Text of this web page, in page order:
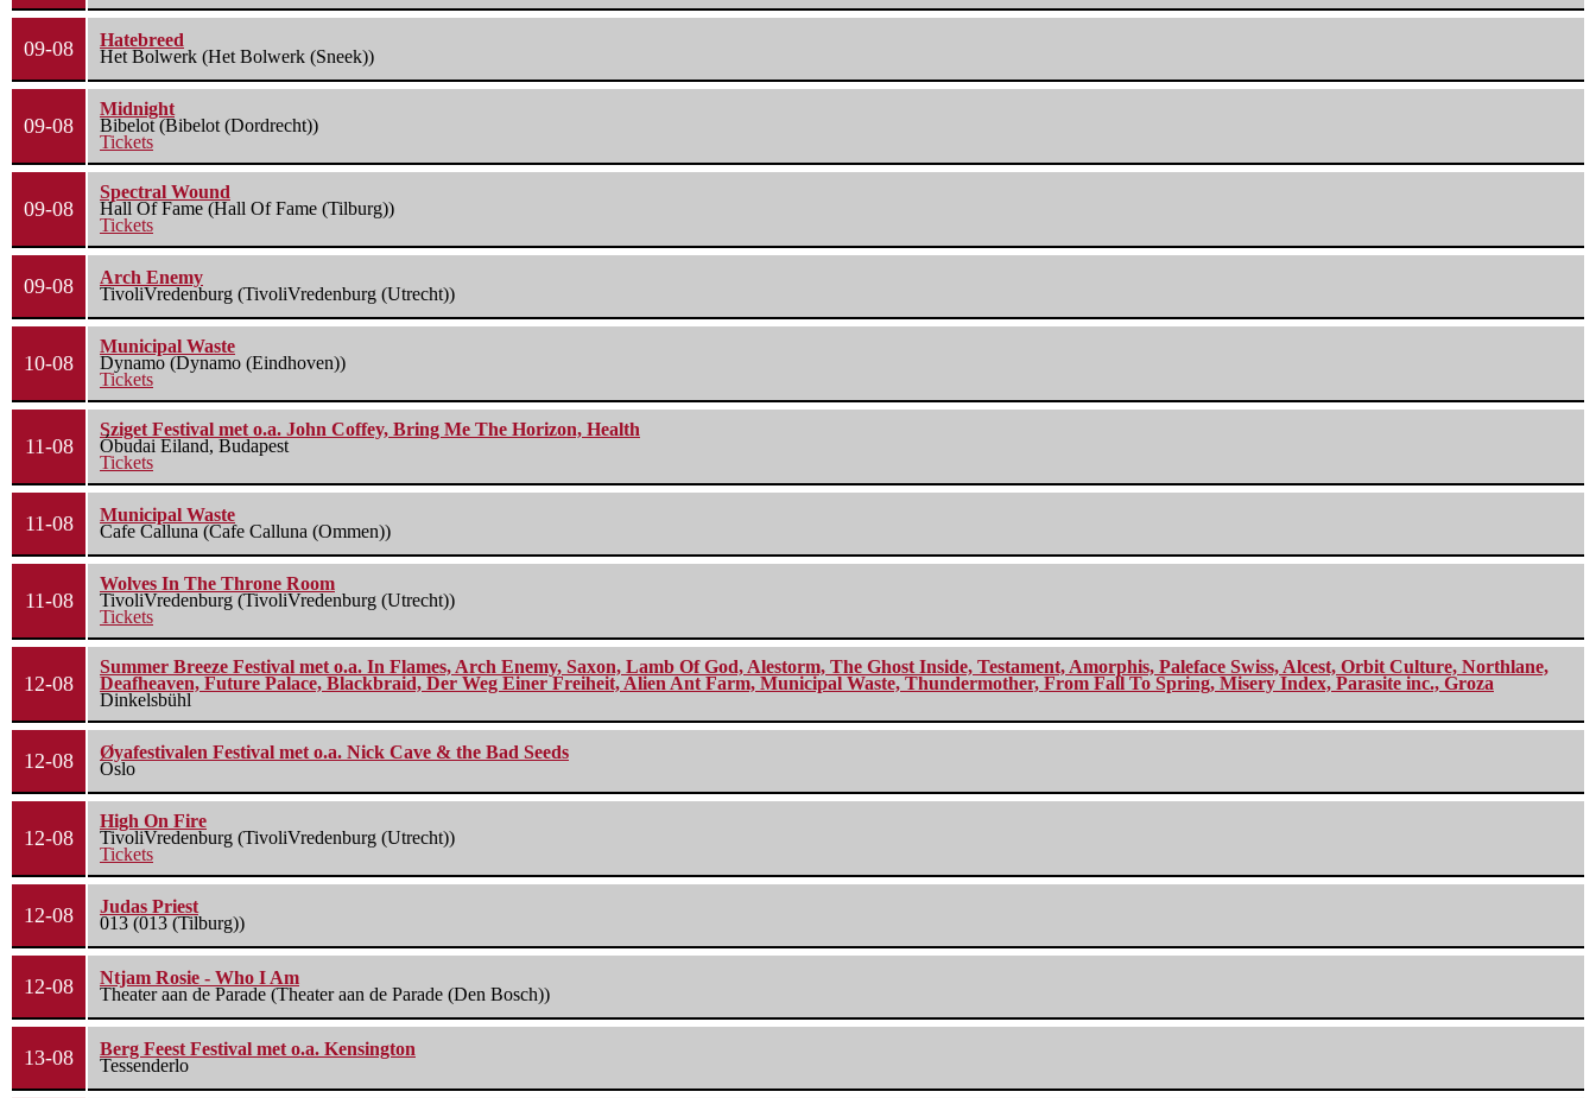
09-08
Hatebreed
Het Bolwerk (Het Bolwerk (Sneek))
09-08
Midnight
Bibelot (Bibelot (Dordrecht))
Tickets
09-08
Spectral Wound
Hall Of Fame (Hall Of Fame (Tilburg))
Tickets
09-08
Arch Enemy
TivoliVredenburg (TivoliVredenburg (Utrecht))
10-08
Municipal Waste
Dynamo (Dynamo (Eindhoven))
Tickets
11-08
Sziget Festival met o.a. John Coffey, Bring Me The Horizon, Health
Óbudai Eiland, Budapest
Tickets
11-08
Municipal Waste
Cafe Calluna (Cafe Calluna (Ommen))
11-08
Wolves In The Throne Room
TivoliVredenburg (TivoliVredenburg (Utrecht))
Tickets
12-08
Summer Breeze Festival met o.a. In Flames, Arch Enemy, Saxon, Lamb Of God, Alestorm, The Ghost Inside, Testament, Amorphis, Paleface Swiss, Alcest, Orbit Culture, Northlane,
Deafheaven, Future Palace, Blackbraid, Der Weg Einer Freiheit, Alien Ant Farm, Municipal Waste, Thundermother, From Fall To Spring, Misery Index, Parasite inc., Groza
Dinkelsbühl
12-08
Øyafestivalen Festival met o.a. Nick Cave & the Bad Seeds
Oslo
12-08
High On Fire
TivoliVredenburg (TivoliVredenburg (Utrecht))
Tickets
12-08
Judas Priest
013 (013 (Tilburg))
12-08
Ntjam Rosie - Who I Am
Theater aan de Parade (Theater aan de Parade (Den Bosch))
13-08
Berg Feest Festival met o.a. Kensington
Tessenderlo